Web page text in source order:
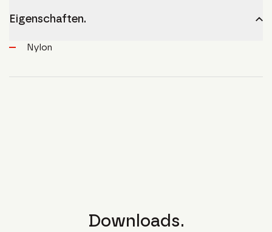
Eigenschaften.
Nylon
Downloads.